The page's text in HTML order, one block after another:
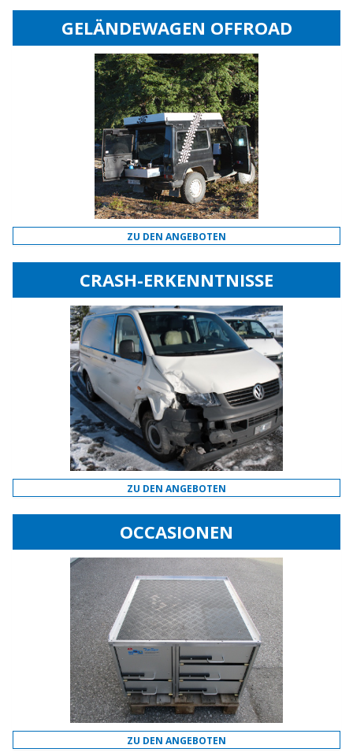
GELÄNDEWAGEN OFFROAD
ZU DEN ANGEBOTEN
CRASH-ERKENNTNISSE
ZU DEN ANGEBOTEN
OCCASIONEN
ZU DEN ANGEBOTEN